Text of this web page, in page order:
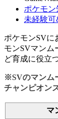
ポケモン
未経験可
ポケモンSVに
モンSVマンム
ど育成に役立
※SVのマンム
チャンピオン
マ